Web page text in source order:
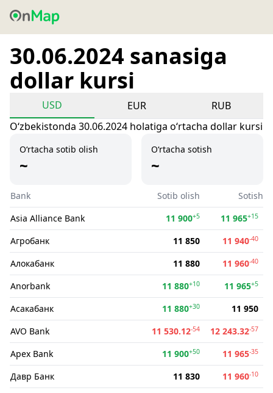
30.06.2024 sanasiga
dollar kursi
USD EUR
RUB
Oʻzbekistonda 30.06.2024 holatiga oʻrtacha dollar kursi
O‘rtacha sotib olish
~
O‘rtacha sotish
~
Bank Sotib olish
Sotish
Asia Alliance Bank
11 900+5 11 965+15
Агробанк 11 850 11 940-40
Алокабанк 11 880 11 960-40
Anorbank 11 880+10 11 965+5
Асакабанк 11 880+30
11 950
AVO Bank
11 530.12-54 12 243.32-57
Apex Bank 11 900+50 11 965-35
Давр Банк 11 830 11 960-10